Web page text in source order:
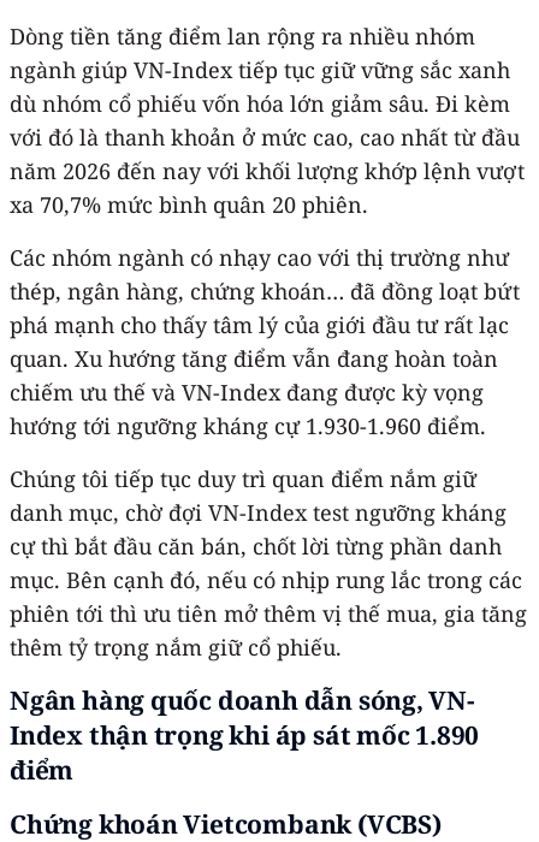
Dòng tiền tăng điểm lan rộng ra nhiều nhóm
ngành giúp VN-Index tiếp tục giữ vững sắc xanh
dù nhóm cổ phiếu vốn hóa lớn giảm sâu. Đi kèm
với đó là thanh khoản ở mức cao, cao nhất từ đầu
năm 2026 đến nay với khối lượng khớp lệnh vượt
xa 70,7% mức bình quân 20 phiên.
Các nhóm ngành có nhạy cao với thị trường như
thép, ngân hàng, chứng khoán… đã đồng loạt bứt
phá mạnh cho thấy tâm lý của giới đầu tư rất lạc
quan. Xu hướng tăng điểm vẫn đang hoàn toàn
chiếm ưu thế và VN-Index đang được kỳ vọng
hướng tới ngưỡng kháng cự 1.930-1.960 điểm.
Chúng tôi tiếp tục duy trì quan điểm nắm giữ
danh mục, chờ đợi VN-Index test ngưỡng kháng
cự thì bắt đầu căn bán, chốt lời từng phần danh
mục. Bên cạnh đó, nếu có nhịp rung lắc trong các
phiên tới thì ưu tiên mở thêm vị thế mua, gia tăng
thêm tỷ trọng nắm giữ cổ phiếu.
Ngân hàng quốc doanh dẫn sóng, VN-
Index thận trọng khi áp sát mốc 1.890
điểm
Chứng khoán Vietcombank (VCBS)